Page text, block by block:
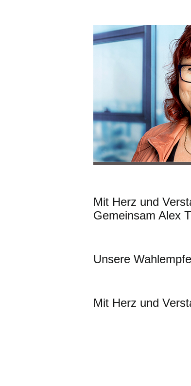
Mit Herz und
Gemeinsam Alex
Unsere
Mit Herz und